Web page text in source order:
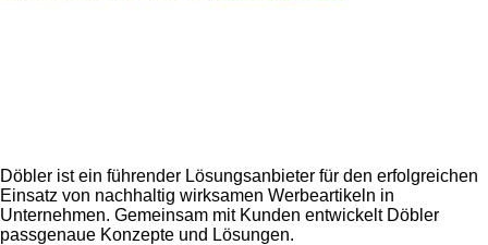
Döbler ist ein führender Lösungsanbieter für den erfolgreichen
Einsatz von nachhaltig wirksamen Werbeartikeln in
Unternehmen. Gemeinsam mit Kunden entwickelt Döbler
passgenaue Konzepte und Lösungen.